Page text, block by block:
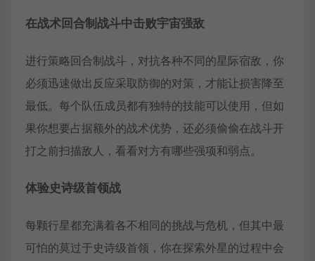
在战术回合制战斗中击败宇宙强敌
进行策略回合制战斗，对抗各种不同的星际宿敌，你
必须迅速做出反应采取防御的对策，才能让损害降至
最低。每个队伍成员都有独特的技能可以使用，但如
果你想要占据额外的战术优势，还必须偷偷在战斗开
打之前扫描敌人，看看对方有哪些强项和弱点。
体验史诗级首领战
每颗行星都充满着各不相同的挑战与危机，但其中最
可怕的莫过于史诗级首领，你在探索外星的过程中会